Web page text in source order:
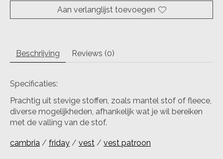
Aan verlanglijst toevoegen
Beschrijving Reviews (0)
Specificaties:
Prachtig uit stevige stoffen, zoals mantel stof of fleece,
diverse mogelijkheden, afhankelijk wat je wil bereiken
met de valling van de stof.
cambria / friday / vest / vest patroon